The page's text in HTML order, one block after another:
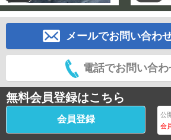
メールでお問い合わ
電話でお問い合
無料会員登録はこちら
会員登録 公
会